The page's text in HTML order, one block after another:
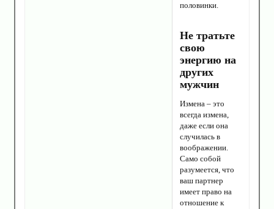
половинки.
Не тратьте
свою
энергию на
других
мужчин
Измена – это
всегда измена,
даже если она
случилась в
воображении.
Само собой
разумеется, что
ваш партнер
имеет право на
отношение к